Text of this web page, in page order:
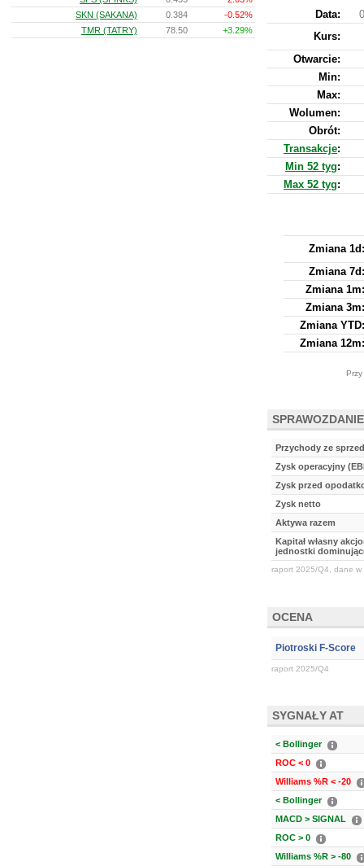
Data:
Kurs:
Otwarcie:
Min:
Max:
Wolumen:
Obrót:
Transakcje:
Min 52 tyg:
Max 52 tyg:
Zmiana 1d:
Zmiana 7d:
Zmiana 1m:
Zmiana 3m:
Zmiana YTD:
Zmiana 12m:
Przychody ze
Zysk operacyjny
Zysk przed
Zysk netto
Aktywa razem
Kapitał własny
jednostki
raport 2025/Q4, dane w
OCENA
Piotroski F-Score
raport 2025/Q4
SYGNAŁY AT
< Bollinger
ROC < 0
Williams %R < -20
< Bollinger
MACD > SIGNAL
ROC > 0
Williams %R > -80
SKN (SAKANA)
0.384
-0.52%
TMR (TATRY)
78.50 +3.29%